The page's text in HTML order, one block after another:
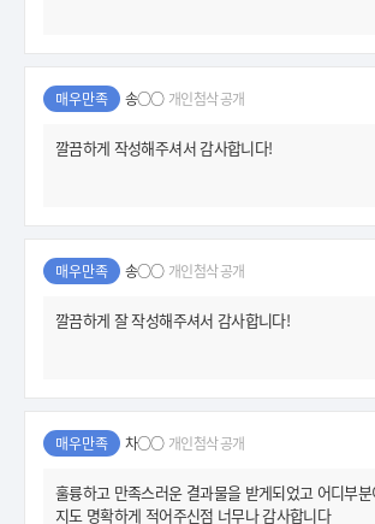
매우만족 송○○ 개인첨삭 공개
깔끔하게 작성해주셔서 감사합니다!
매우만족 송○○ 개인첨삭 공개
깔끔하게 잘 작성해주셔서 감사합니다!
매우만족 차○○ 개인첨삭 공개
훌륭하고 만족스러운 결과물을 받게되었고 어디부
지도 명확하게 적어주신점 너무나 감사합니다